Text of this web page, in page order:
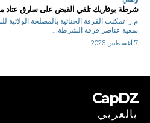
شرطة بوفاريك تلقي القبض على سارق عتاد
م.ر تمكنت الفرقة الجنائية بالمصلحة الولائية
بمعية عناصر فرقة الشرطة...
7 أغسطس 2026
CapDZ
بالعربي